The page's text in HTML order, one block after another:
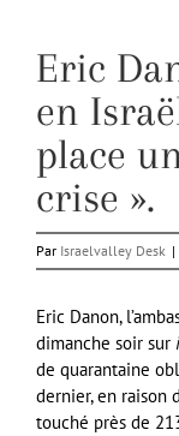
Eric
en
place
crise ».
Par Israelvalley Desk |
Eric Danon,
dimanche soir sur
de quarantaine
dernier, en raison
touché près de